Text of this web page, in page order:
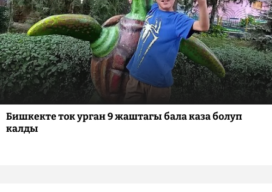
Бишкекте ток урган 9 жаштагы бала каза болуп
калды